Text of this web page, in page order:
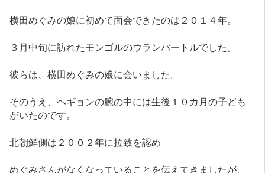
横田めぐみの娘に初めて面会できたのは２０１４年。
３月中旬に訪れたモンゴルのウランバートルでした。
彼らは、横田めぐみの娘に会いました。
そのうえ、ヘギョンの腕の中には生後１０カ月の子ども
がいたのです。
北朝鮮側は２００２年に拉致を認め
めぐみさんがなくなっていることを伝えてきましたが、